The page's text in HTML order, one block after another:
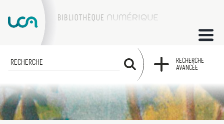
ACCUEIL
COLLECTIONS
FACTUMS
RECHERCHE
RECHERCHE
AVANCÉE